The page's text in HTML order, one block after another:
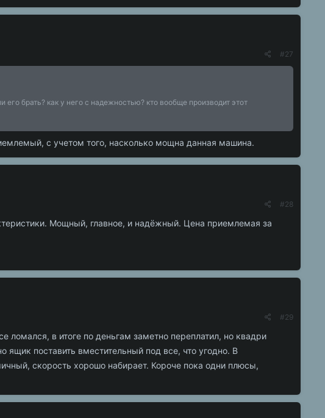
#27
брать? как у него с надежностью? кто вообще производит этот
с учетом того, насколько мощна данная машина.
#28
Мощный, главное, и надёжный. Цена приемлемая за
#29
в итоге по деньгам заметно переплатил, но квадри
поставить вместительный под все, что угодно. В
скорость хорошо набирает. Короче пока одни плюсы,